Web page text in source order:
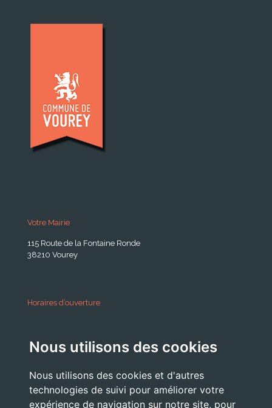
Nous utilisons des cookies
Nous utilisons des cookies et d'autres
technologies de suivi pour améliorer votre
expérience de navigation sur notre site, pour
Votre Mairie
115 Route de la Fontaine Ronde
38210 Vourey
Horaires d’ouverture
Lundi . Mardi : 10h 12h /16h 18h30
Jeudi . Vendredi : 13h30 / 17h